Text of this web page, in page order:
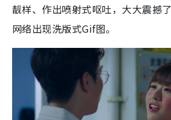
靓样、作出喷射式呕吐，大大震撼
网络出现洗版式Gif图。